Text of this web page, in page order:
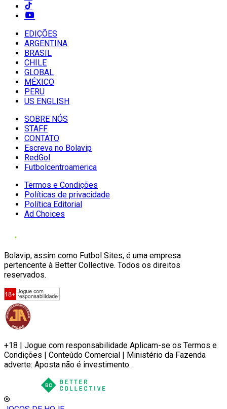
EDIÇÕES
ARGENTINA
BRASIL
CHILE
GLOBAL
MÉXICO
PERU
US ENGLISH
SOBRE NÓS
STAFF
CONTATO
Escreva no Bolavip
RedGol
Futbolcentroamerica
Termos e Condições
Políticas de privacidade
Política Editorial
Ad Choices
Bolavip, assim como Futbol Sites, é uma empresa
pertencente à Better Collective. Todos os direitos
reservados.
+18 | Jogue com responsabilidade Aplicam-se os Termos e
Condições | Conteúdo Comercial | Ministério da Fazenda
adverte: Aposta não é investimento.